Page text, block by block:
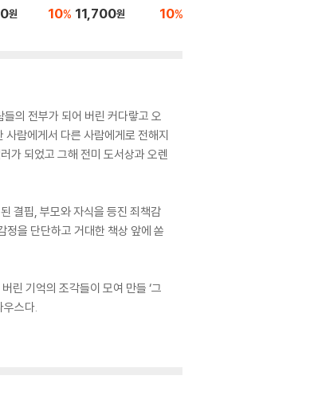
원 10% 11,700원 10%
의 전부가 되어 버린 커다랗고 오
사람에게서 다른 사람에게로 전해지
가 되었고 그해 전미 도서상과 오렌
결핍, 부모와 자식을 등진 죄책감
정을 단단하고 거대한 책상 앞에 쏟
린 기억의 조각들이 모여 만들 ‘그
우스다.